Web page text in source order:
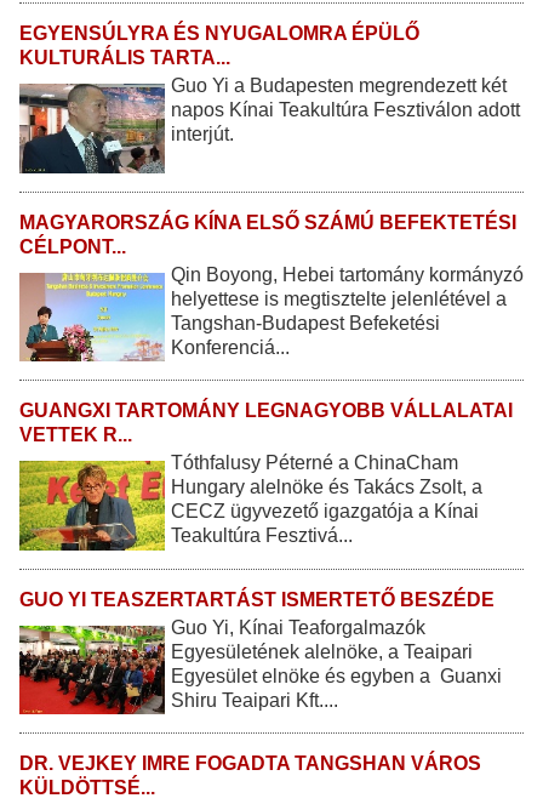
EGYENSÚLYRA ÉS NYUGALOMRA ÉPÜLŐ
KULTURÁLIS TARTA...
Guo Yi a Budapesten megrendezett két
napos Kínai Teakultúra Fesztiválon adott
interjút.
MAGYARORSZÁG KÍNA ELSŐ SZÁMÚ BEFEKTETÉSI
CÉLPONT...
Qin Boyong, Hebei tartomány kormányzó
helyettese is megtisztelte jelenlétével a
Tangshan-Budapest Befeketési
Konferenciá...
GUANGXI TARTOMÁNY LEGNAGYOBB VÁLLALATAI
VETTEK R...
Tóthfalusy Péterné a ChinaCham
Hungary alelnöke és Takács Zsolt, a
CECZ ügyvezető igazgatója a Kínai
Teakultúra Fesztivá...
GUO YI TEASZERTARTÁST ISMERTETŐ BESZÉDE
Guo Yi, Kínai Teaforgalmazók
Egyesületének alelnöke, a Teaipari
Egyesület elnöke és egyben a Guanxi
Shiru Teaipari Kft....
DR. VEJKEY IMRE FOGADTA TANGSHAN VÁROS
KÜLDÖTTSÉ...